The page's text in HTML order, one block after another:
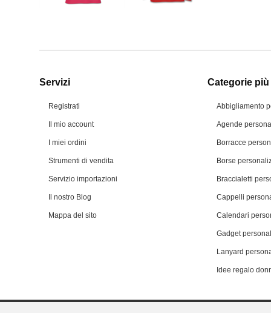
Servizi
Registrati
Il mio account
I miei ordini
Strumenti di vendita
Servizio importazioni
Il nostro Blog
Mappa del sito
Categorie
Abbigliamento
Agende
Borracce
Borse
Braccialetti
Cappelli
Calendari
Gadget
Lanyard
Idee regalo